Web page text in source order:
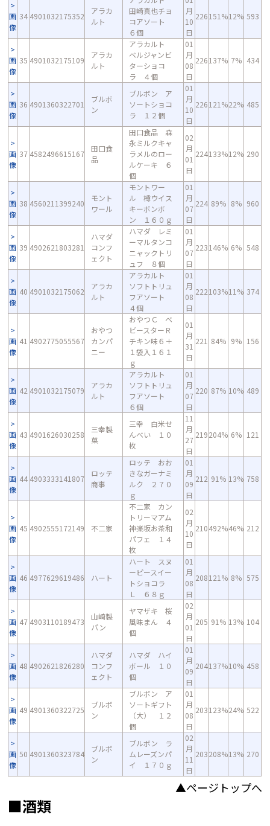
画
像
34 4901032175352
アラカ
ルト
田崎真也チョ
コアソート
６個
月
10
日
226151%12% 593
画
像
35 4901032175109
アラカ
ルト
アラカルト
ベルジャンビ
ターショコ
ラ ４個
01
月
08
日
226137% 7% 434
画
像
36 4901360322701
ブルボ
ン
ブルボン ア
ソートショコ
ラ １２個
01
月
10
日
226121%22% 485
画
像
37 4582496615167
田口食
品
田口食品 森
永ミルクキャ
ラメルのロー
ルケーキ ６
個
02
月
01
日
224133%12% 290
画
像
38 4560211399240
モント
ワール
モントワー
ル 樽ウイス
キーボンボ
ン １６０ｇ
01
月
07
日
224 89% 8% 960
画
像
39 4902621803281
ハマダ
コンフ
ェクト
ハマダ レミ
ーマルタンコ
ニャックトリ
ュフ ８個
01
月
07
日
223146% 6% 548
画
像
40 4901032175062
アラカ
ルト
アラカルト
ソフトトリュ
フアソート
４個
01
月
08
日
222103%11% 374
画
像
41 4902775055567
おやつ
カンパ
ニー
おやつＣ ベ
ビースターＲ
チキン味６＋
１袋入１６１
ｇ
01
月
31
日
221 84% 9% 156
画
像
42 4901032175079
アラカ
ルト
アラカルト
ソフトトリュ
フアソート
６個
01
月
07
日
220 87% 10% 489
画
像
43 4901626030258
三幸製
菓
三幸 白米せ
んべい １０
枚
11
月
27
日
219204% 6% 121
画
像
44 4903333141807
ロッテ
商事
ロッテ おお
きなガーナミ
ルク ２７０
ｇ
01
月
09
日
212 91% 13% 758
画
像
45 4902555172149 不二家
不二家 カン
トリーマアム
神楽坂お茶和
パフェ １４
枚
02
月
10
日
210492%46% 212
画
像
46 4977629619486 ハート
ハート スヌ
ーピースイー
トショコラ
Ｌ ６８ｇ
01
月
08
日
208121% 8% 575
画
像
47 4903110189473
山崎製
パン
ヤマザキ 桜
風味まん ４
個
02
月
01
日
205 91% 13% 104
画
像
48 4902621826280
ハマダ
コンフ
ェクト
ハマダ ハイ
ボール １０
個
01
月
09
日
204137%10% 458
画
像
49 4901360322725
ブルボ
ン
ブルボン ア
ソートギフト
（大） １２
個
01
月
08
日
203123%24% 522
画
像
50 4901360323784
ブルボ
ン
ブルボン ラ
ムレーズンパ
イ １７０ｇ
02
月
11
日
203208%13% 270
▲ページトップへ
■酒類